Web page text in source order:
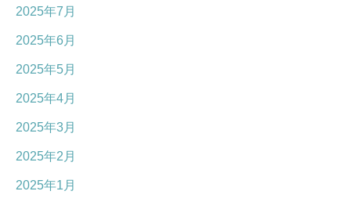
2025年7月
2025年6月
2025年5月
2025年4月
2025年3月
2025年2月
2025年1月